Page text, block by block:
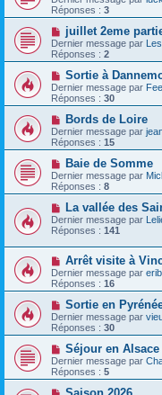
Réponses : 3
juillet 2eme
Dernier message par
Réponses : 2
Sortie à
Dernier message par
Réponses : 30
Bords de Loire
Dernier message par
Réponses : 15
Baie de Somme
Dernier message par
Réponses : 8
La vallée des
Dernier message par
Réponses : 141
Arrêt visite à
Dernier message par
Réponses : 16
Sortie en
Dernier message par
Réponses : 30
Séjour en Alsace
Dernier message par
Réponses : 5